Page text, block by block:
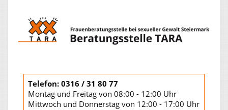
Telefon: 0316 / 31 80 77
Montag und Freitag von 08:00 - 12:00 Uhr
Mittwoch und Donnerstag von 12:00 - 17:00 Uhr